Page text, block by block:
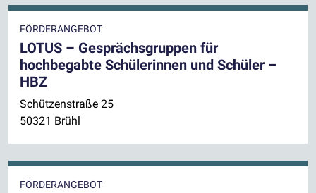
FÖRDERANGEBOT
LOTUS – Gesprächsgruppen für
hochbegabte Schülerinnen und Schüler –
HBZ
Schützenstraße 25
50321 Brühl
FÖRDERANGEBOT